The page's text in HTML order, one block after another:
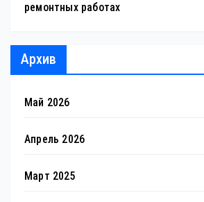
ремонтных работах
Архив
Май 2026
Апрель 2026
Март 2025